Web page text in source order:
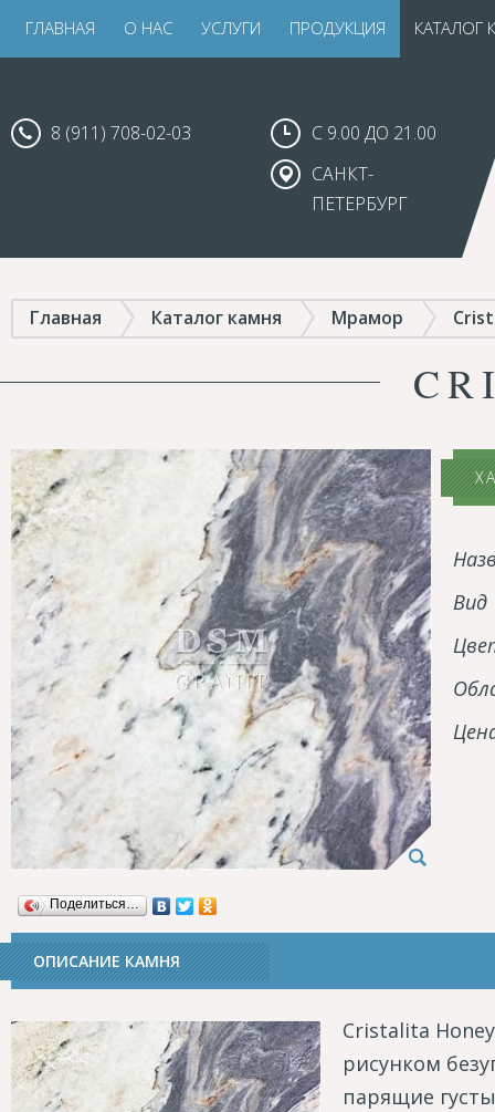
ГЛАВНАЯ О НАС УСЛУГИ ПРОДУКЦИЯ КАТАЛОГ
8 (911) 708-02-03
С 9.00 ДО 21.00
САНКТ-
ПЕТЕРБУРГ
Главная Каталог камня Мрамор
Вид
Поделиться…
ОПИСАНИЕ КАМНЯ
Cristalita
рисунком
парящие